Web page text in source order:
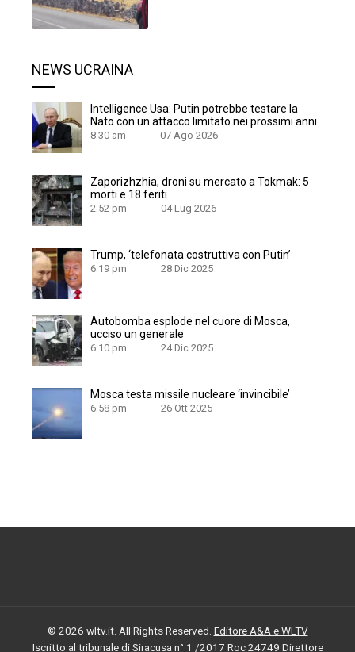
NEWS UCRAINA
Intelligence Usa: Putin potrebbe testare la
Nato con un attacco limitato nei prossimi anni
8:30 am 07 Ago 2026
Zaporizhzhia, droni su mercato a Tokmak: 5
morti e 18 feriti
2:52 pm 04 Lug 2026
Trump, ‘telefonata costruttiva con Putin’
6:19 pm 28 Dic 2025
Autobomba esplode nel cuore di Mosca,
ucciso un generale
6:10 pm 24 Dic 2025
Mosca testa missile nucleare ‘invincibile’
6:58 pm 26 Ott 2025
© 2026 wltv.it. All Rights Reserved. Editore A&A e WLTV
Iscritto al tribunale di Siracusa n° 1 /2017 Roc 24749 Direttore